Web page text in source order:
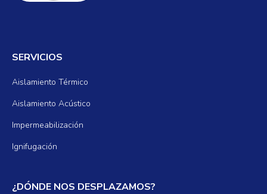
SERVICIOS
Aislamiento Térmico
Aislamiento Acústico
Impermeabilización
Ignifugación
¿DÓNDE NOS DESPLAZAMOS?